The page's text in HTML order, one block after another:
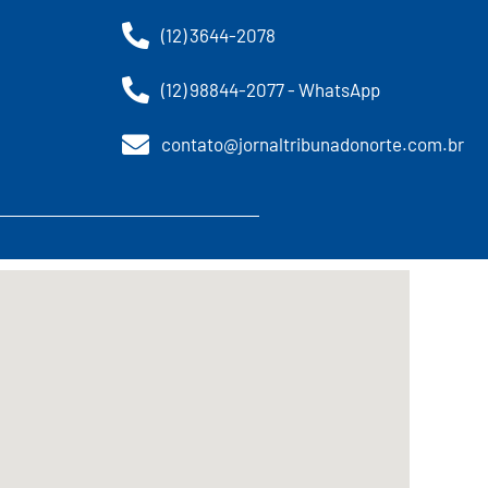
(12) 3644-2078
(12) 98844-2077 - WhatsApp
contato@jornaltribunadonorte.com.br